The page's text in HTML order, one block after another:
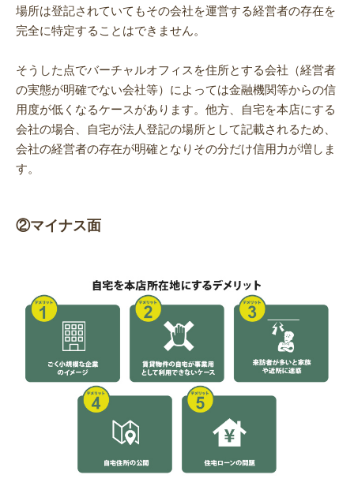
場所は登記されていてもその会社を運営する経営者の存在を
完全に特定することはできません。
そうした点でバーチャルオフィスを住所とする会社（経営者
の実態が明確でない会社等）によっては金融機関等からの信
用度が低くなるケースがあります。他方、自宅を本店にする
会社の場合、自宅が法人登記の場所として記載されるため、
会社の経営者の存在が明確となりその分だけ信用力が増しま
す。
②マイナス面